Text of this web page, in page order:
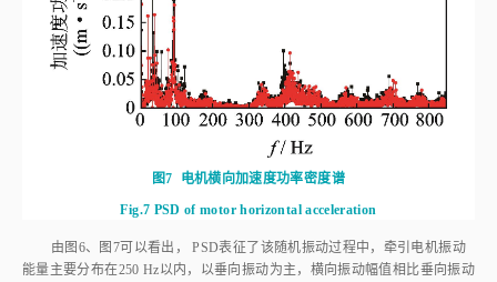
图7
电机横向加速度功率密度谱
Fig.7 PSD of motor horizontal acceleration
由 图6、 图7可以看出， PSD表征了该随机振动过程中，牵引电机振动
能量主要分布在250 Hz以内，以垂向振动为主，横向振动幅值相比垂向振动